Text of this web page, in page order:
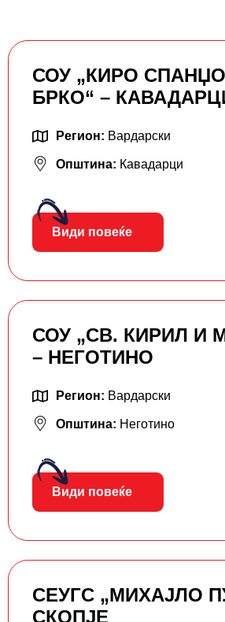
СОУ „КИРО
БРКО“ –
Регион: Вардарски
Општина: Кавадарци
Види повеќе
СОУ „СВ. КИРИЛ И
– НЕГОТИНО
Регион: Вардарски
Општина: Неготино
Види повеќе
СЕУГС „МИХАЈЛО
СКОПЈЕ